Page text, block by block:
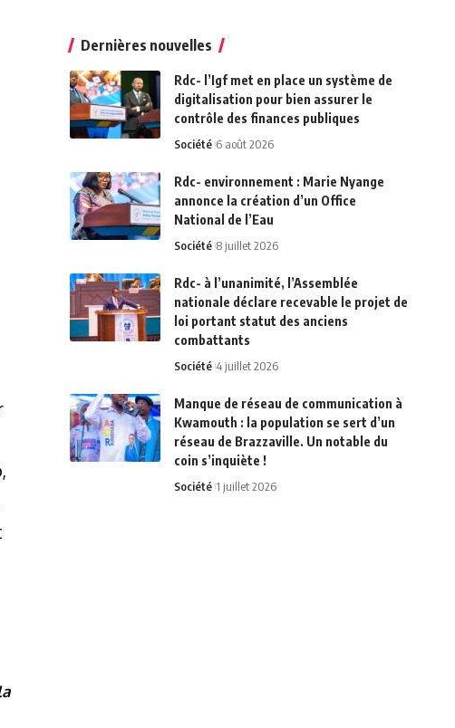
Dernières nouvelles
Rdc- l’Igf met en place un système de
digitalisation pour bien assurer le
contrôle des finances publiques
Société 6 août 2026
Rdc- environnement : Marie Nyange
annonce la création d’un Office
National de l’Eau
Société 8 juillet 2026
Rdc- à l’unanimité, l’Assemblée
nationale déclare recevable le projet de
loi portant statut des anciens
combattants
Société 4 juillet 2026
Manque de réseau de communication à
Kwamouth : la population se sert d’un
réseau de Brazzaville. Un notable du
coin s’inquiète !
Société 1 juillet 2026